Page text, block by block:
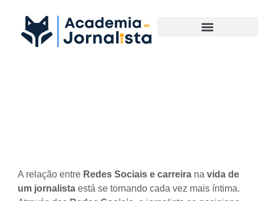
A relação entre Redes Sociais e carreira na vida de
um jornalista está se tornando cada vez mais íntima.